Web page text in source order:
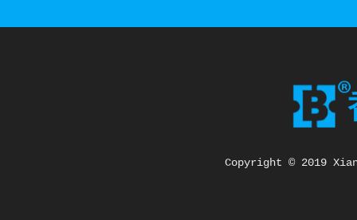
Copyright © 2019